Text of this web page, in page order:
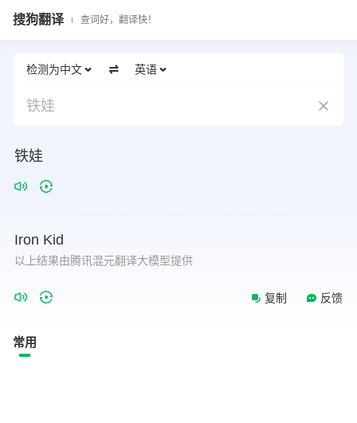
搜狗翻译 查词好，翻译快！
检测为中文 英语
铁娃
铁娃
Iron Kid
以上结果由腾讯混元翻译大模型提供
复制 反馈
常用